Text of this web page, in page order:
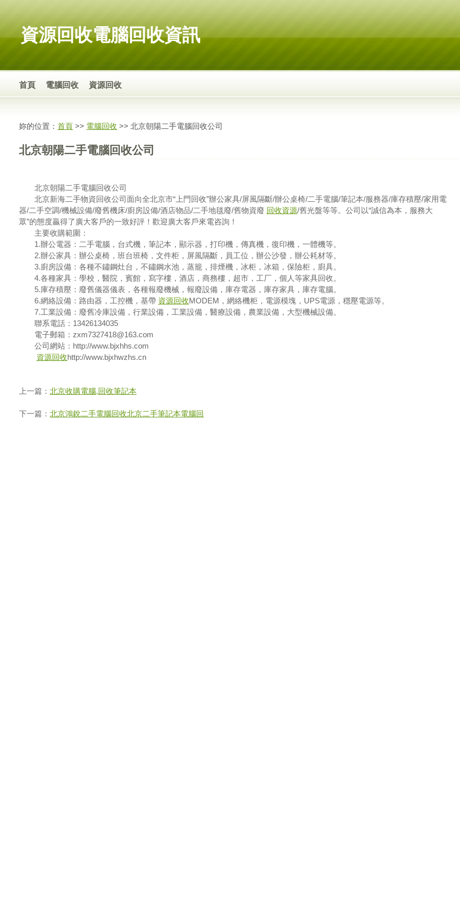
資源回收電腦回收資訊
首頁 電腦回收 資源回收
妳的位置： 首頁 >> 電腦回收 >> 北京朝陽二手電腦回收公司
北京朝陽二手電腦回收公司
北京朝陽二手電腦回收公司
北京新海二手物資回收公司面向全北京市“上門回收”辦公家具/屏風隔斷/辦公桌椅/二手電腦/筆記本/服務器/庫存積壓/家用電
器/二手空調/機械設備/廢舊機床/廚房設備/酒店物品/二手地毯廢/舊物資廢 回收資源/舊光盤等等。公司以“誠信為本，服務大
眾”的態度贏得了廣大客戶的一致好評！歡迎廣大客戶來電咨詢！
主要收購範圍：
1.辦公電器：二手電腦，台式機，筆記本，顯示器，打印機，傳真機，復印機，一體機等。
2.辦公家具：辦公桌椅，班台班椅，文件柜，屏風隔斷，員工位，辦公沙發，辦公耗材等。
3.廚房設備：各種不鏽鋼灶台，不鏽鋼水池，蒸籠，排煙機，冰柜，冰箱，保險柜，廚具。
4.各種家具：學校，醫院，賓館，寫字樓，酒店，商務樓，超市，工厂，個人等家具回收。
5.庫存積壓：廢舊儀器儀表，各種報廢機械，報廢設備，庫存電器，庫存家具，庫存電腦。
6.網絡設備：路由器，工控機，基帶 資源回收MODEM，網絡機柜，電源模塊，UPS電源，穩壓電源等。
7.工業設備：廢舊冷庫設備，行業設備，工業設備，醫療設備，農業設備，大型機械設備。
聯系電話：13426134035
電子郵箱：zxm7327418@163.com
公司網站：http://www.bjxhhs.com
資源回收http://www.bjxhwzhs.cn
上一篇： 北京收購電腦,回收筆記本
下一篇： 北京鴻銳二手電腦回收北京二手筆記本電腦回